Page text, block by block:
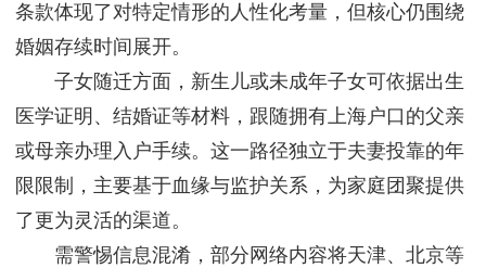
条款体现了对特定情形的人性化考量，但核心仍围绕
婚姻存续时间展开。
子女随迁方面，新生儿或未成年子女可依据出生
医学证明、结婚证等材料，跟随拥有上海户口的父亲
或母亲办理入户手续。这一路径独立于夫妻投靠的年
限限制，主要基于血缘与监护关系，为家庭团聚提供
了更为灵活的渠道。
需警惕信息混淆，部分网络内容将天津、北京等